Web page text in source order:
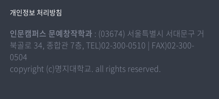
개인정보 처리방침
인문캠퍼스 문예창작학과 : (03674) 서울특별시 서대문구 거
북골로 34, 종합관 7층, TEL)02-300-0510 | FAX)02-300-
0504
copyright (c)명지대학교. all rights reserved.